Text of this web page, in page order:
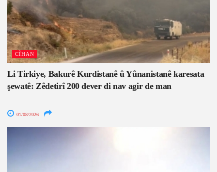
CÎHAN
Li Tirkiye, Bakurê Kurdistanê û Yûnanistanê karesata
şewatê: Zêdetirî 200 dever di nav agir de man
01/08/2026